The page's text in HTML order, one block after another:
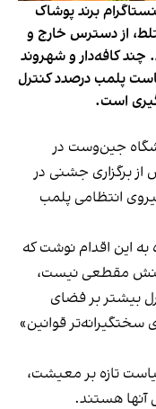
برند پوشاک
از دسترس خارج و
چند کافه‌‌دار و شهروند
پلمب درصدد کنترل
است.
جین‌وست در
شنبه ۱۹ مهر و پس از برگزاری جشنی در
انتظامی پلمب
به این اقدام نوشت که
مقطعی نیست،
بیشتر بر فضای
سختگیرانه‌تر قوانین»
تازه بر معیشت،
آنها هستند.